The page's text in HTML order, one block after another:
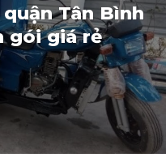
Tân Bình
gói giá rẻ